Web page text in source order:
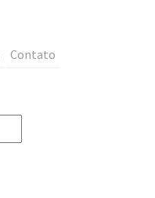
Contato